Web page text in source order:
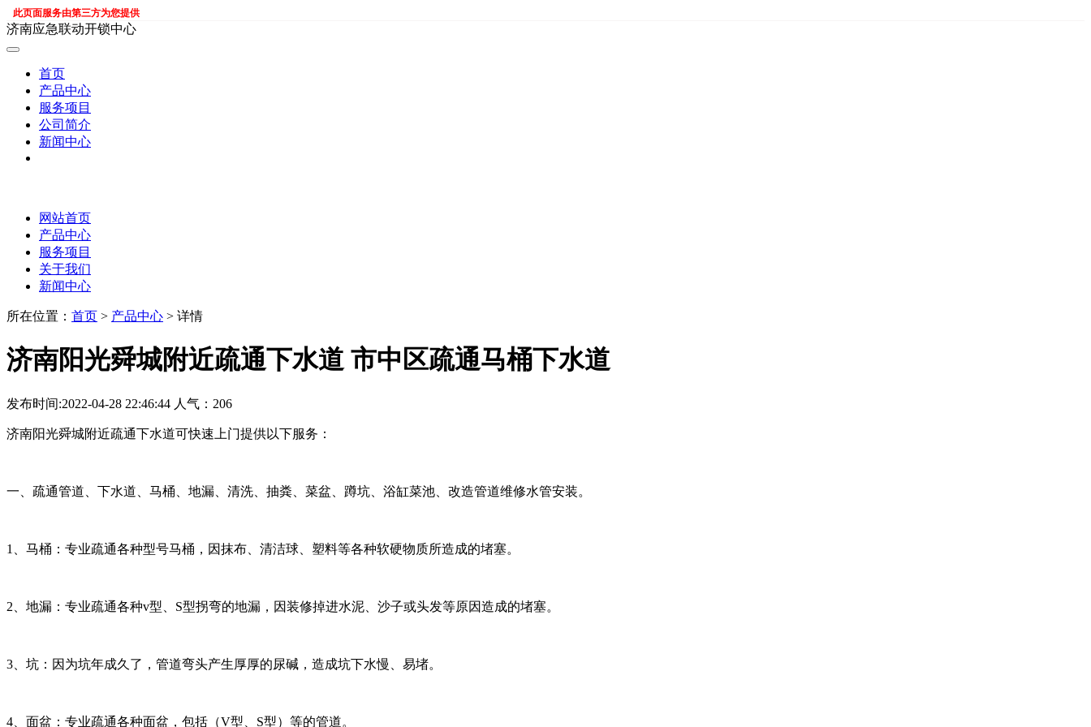
此页面服务由第三方为您提供
济南应急联动开锁中心
首页
产品中心
服务项目
公司简介
新闻中心
网站首页
产品中心
服务项目
关于我们
新闻中心
所在位置： 首页 > 产品中心 > 详情
济南阳光舜城附近疏通下水道 市中区疏通马桶下水道
发布时间:2022-04-28 22:46:44 人气：206
济南阳光舜城附近疏通下水道可快速上门提供以下服务：
一、疏通管道、下水道、马桶、地漏、清洗、抽粪、菜盆、蹲坑、浴缸菜池、改造管道维修水管安装。
1、马桶：专业疏通各种型号马桶，因抹布、清洁球、塑料等各种软硬物质所造成的堵塞。
2、地漏：专业疏通各种v型、S型拐弯的地漏，因装修掉进水泥、沙子或头发等原因造成的堵塞。
3、坑：因为坑年成久了，管道弯头产生厚厚的尿碱，造成坑下水慢、易堵。
4、面盆：专业疏通各种面盆，包括（V型、S型）等的管道。